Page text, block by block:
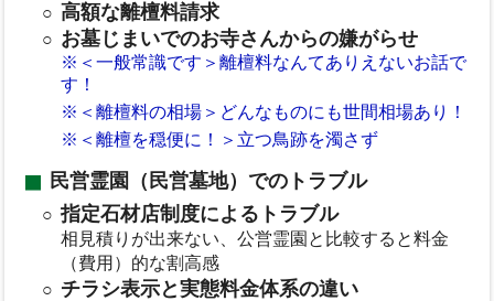
高額な離檀料請求
お墓じまいでのお寺さんからの嫌がらせ
※＜一般常識です＞離檀料なんてありえないお話で
す！
※＜離檀料の相場＞どんなものにも世間相場あり！
※＜離檀を穏便に！＞立つ鳥跡を濁さず
民営霊園（民営墓地）でのトラブル
指定石材店制度によるトラブル
相見積りが出来ない、公営霊園と比較すると料金
（費用）的な割高感
チラシ表示と実態料金体系の違い